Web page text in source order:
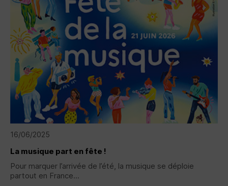
16/06/2025
La musique part en fête !
Pour marquer l’arrivée de l’été, la musique se déploie
partout en France...